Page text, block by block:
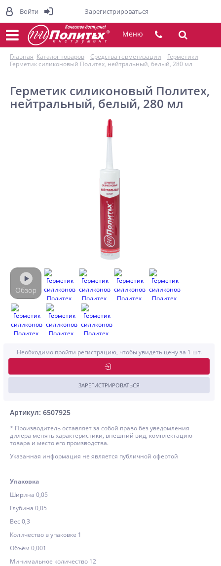
Меню
Главная Каталог товаров Средства герметизации
Герметики
Герметик силиконовый Политех, нейтральный, белый, 280 мл
Герметик силиконовый Политех,
нейтральный, белый, 280 мл
Артикул: 6507925
Необходимо пройти регистрацию, чтобы увидеть цену за 1 шт.
ЗАРЕГИСТРИРОВАТЬСЯ
* Производитель оставляет за собой право без уведомления
дилера менять характеристики, внешний вид, комплектацию
товара и место его производства.
Указанная информация не является публичной офертой
Упаковка
Ширина 0,05
Глубина 0,05
Вес 0,3
Количество в упаковке 1
Объём 0,001
Минимальное количество 12
Войти Зарегистрироваться